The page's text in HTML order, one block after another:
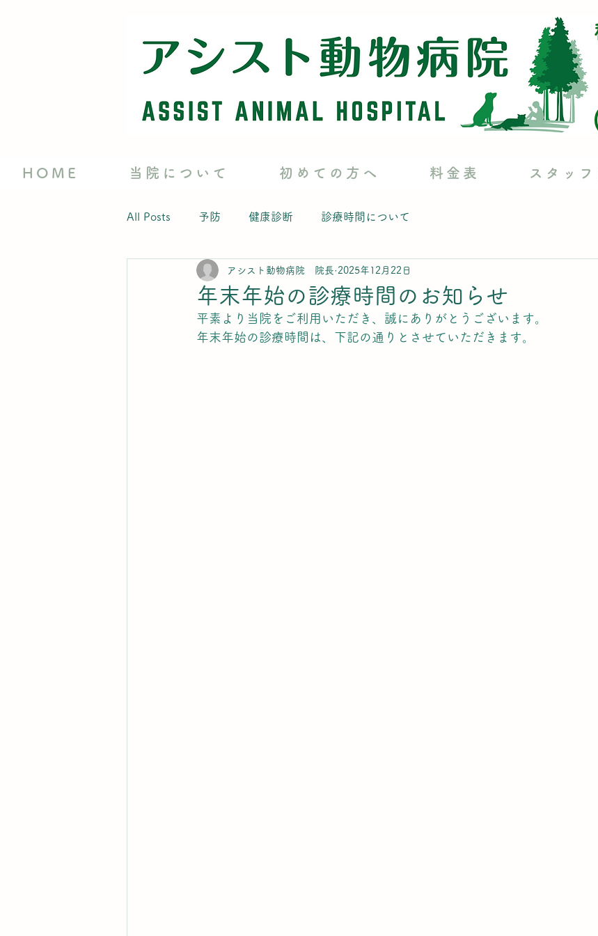
HOME 当院について 初めての方へ 料金表 スタッフ
All Posts 予防 健康診断 診療時間について
年末年始の診療時間のお知らせ
アシスト動物病院 院長 2025年12月22日
平素より当院をご利用いただき、誠にありがとうございます。
年末年始の診療時間は、下記の通りとさせていただきます。